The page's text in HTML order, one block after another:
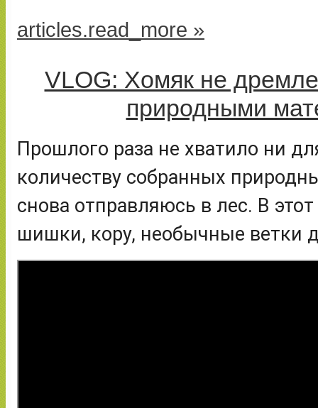
articles.read_more »
VLOG: Хомяк не
природными
Прошлого раза не хватило ни
количеству собранных
снова отправляюсь в лес. В
шишки, кору, необычные ветки